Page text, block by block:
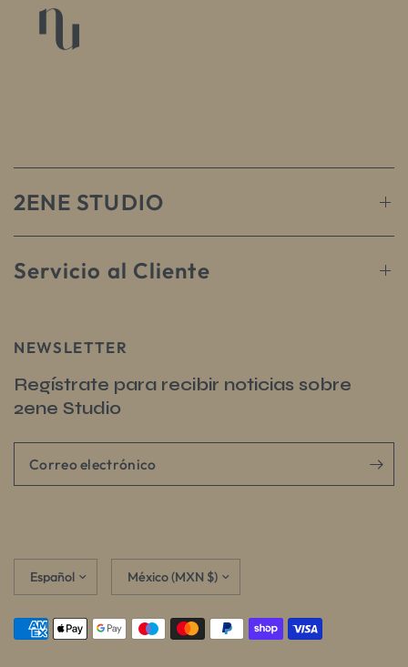
2ENE STUDIO
Servicio al Cliente
NEWSLETTER
Regístrate para recibir noticias sobre
2ene Studio
Correo electrónico